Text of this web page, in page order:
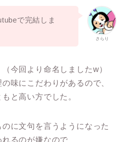
さらり
で完結しま
今回より命名しましたw）
味にこだわりがあるので、
と高い方でした。
に文句を言うようになった
るのが嫌なので